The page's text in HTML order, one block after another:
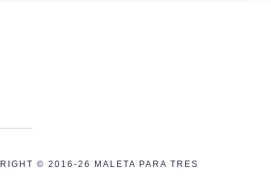
© 2016-26 MALETA PARA TRES